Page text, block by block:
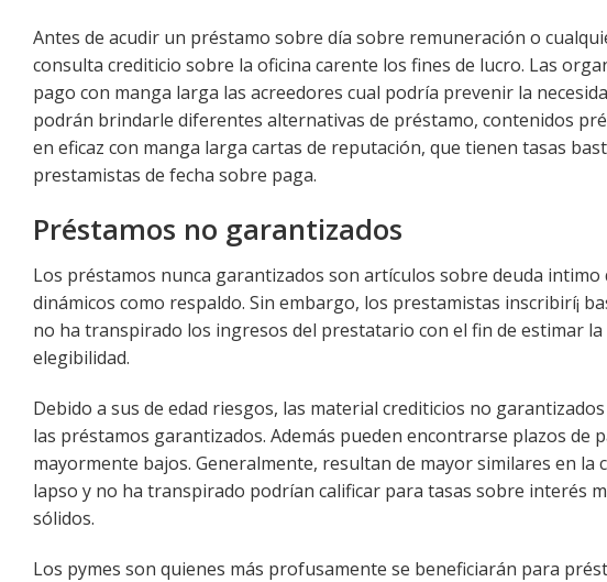
Antes de acudir un préstamo sobre día sobre remuneración o
consulta crediticio sobre la oficina carente los fines de lucro. Las
pago con manga larga las acreedores cual podría prevenir la
podrán brindarle diferentes alternativas de préstamo, contenidos
en eficaz con manga larga cartas de reputación, que tienen tasas
prestamistas de fecha sobre paga.
Préstamos no garantizados
Los préstamos nunca garantizados son artículos sobre deuda
dinámicos como respaldo. Sin embargo, los prestamistas inscribirí¡
no ha transpirado los ingresos del prestatario con el fin de estimar
elegibilidad.
Debido a sus de edad riesgos, las material crediticios no
las préstamos garantizados. Además pueden encontrarse plazos
mayormente bajos. Generalmente, resultan de mayor similares en
lapso y no ha transpirado podrían calificar para tasas sobre interés
sólidos.
Los pymes son quienes más profusamente se beneficiarán para